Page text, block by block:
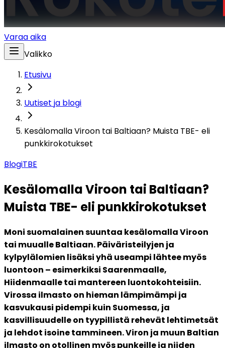
Varaa aika
Valikko
Etusivu
Uutiset ja blogi
Kesälomalla Viroon tai Baltiaan? Muista TBE- eli
punkkirokotukset
BlogiTBE
Kesälomalla Viroon tai Baltiaan?
Muista TBE- eli punkkirokotukset
Moni suomalainen suuntaa kesälomalla Viroon
tai muualle Baltiaan. Päiväristeilyjen ja
kylpylälomien lisäksi yhä useampi lähtee myös
luontoon – esimerkiksi Saarenmaalle,
Hiidenmaalle tai mantereen luontokohteisiin.
Virossa ilmasto on hieman lämpimämpi ja
kasvukausi pidempi kuin Suomessa, ja
kasvillisuudelle on tyypillistä rehevät lehtimetsät
ja lehdot isoine tammineen. Viron ja muun Baltian
ilmasto on otollinen myös punkeille ja niiden